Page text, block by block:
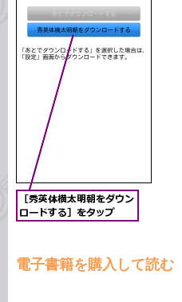
電子書籍を購入して読む